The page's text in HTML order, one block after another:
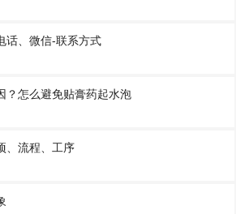
话、微信-联系方式
？怎么避免贴膏药起水泡
、流程、工序